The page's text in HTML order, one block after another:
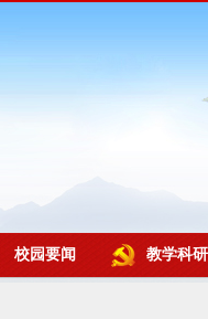
校园要闻 教学科研